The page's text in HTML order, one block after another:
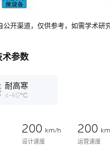
公开渠道，仅供参考，如需学术研
术参数
耐高寒
≤-40℃
200
km/h
设计速度
200
运营速度